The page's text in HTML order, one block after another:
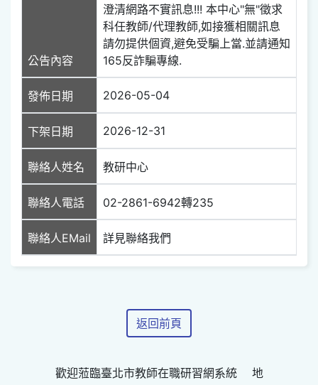
公告內容
澄清網路不實訊息!!! 本中心"無"徵求
科任教師/代理教師,如接獲相關訊息
請勿提供個資,避免受騙上當.並請通知
165反詐騙專線.
發佈日期 2026-05-04
下架日期 2026-12-31
聯絡人姓名 教研中心
聯絡人電話 02-2861-6942轉235
聯絡人EMail 詳見聯絡我們
返回前頁
歡迎蒞臨臺北市教師在職研習網系統 地